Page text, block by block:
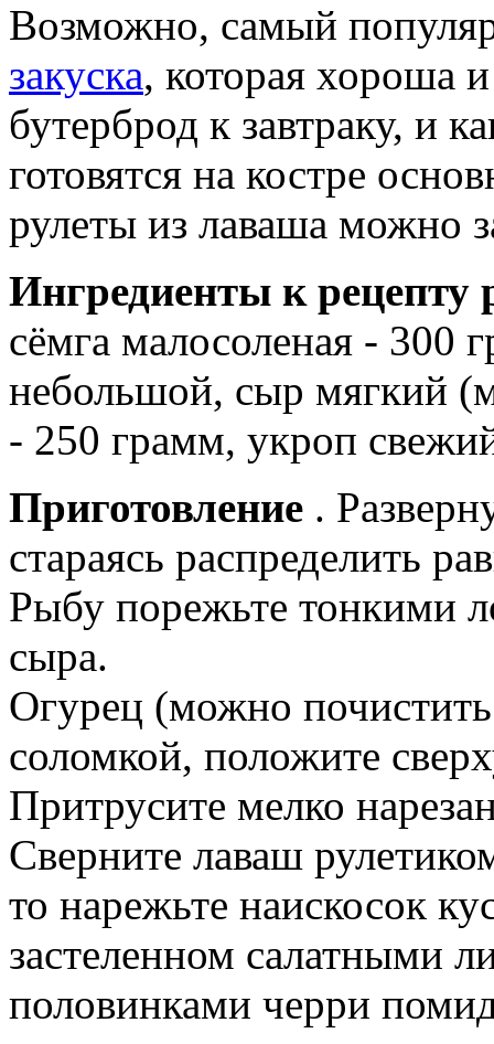
Возможно, самый
закуска, которая хороша
бутерброд к завтраку, и
готовятся на костре
рулеты из лаваша можно
Ингредиенты к рецепту
сёмга малосоленая - 300
небольшой, сыр мягкий
- 250 грамм, укроп
Приготовление .
стараясь распределить
Рыбу порежьте тонкими
сыра.
Огурец (можно
соломкой, положите
Притрусите мелко
Сверните лаваш
то нарежьте наискосок
застеленном салатными
половинками черри